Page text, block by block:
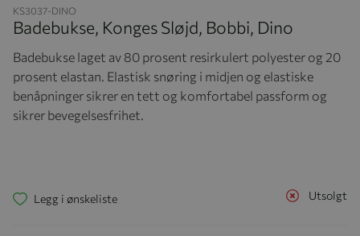
KS3037-DINO
Badebukse, Konges Sløjd, Bobbi, Dino
Badebukse laget av 80 prosent resirkulert polyester og 20
prosent elastan. Elastisk snøring i midjen og elastiske
benåpninger sikrer en tett og komfortabel passform og
sikrer bevegelsesfrihet.
Utsolgt
Legg i ønskeliste